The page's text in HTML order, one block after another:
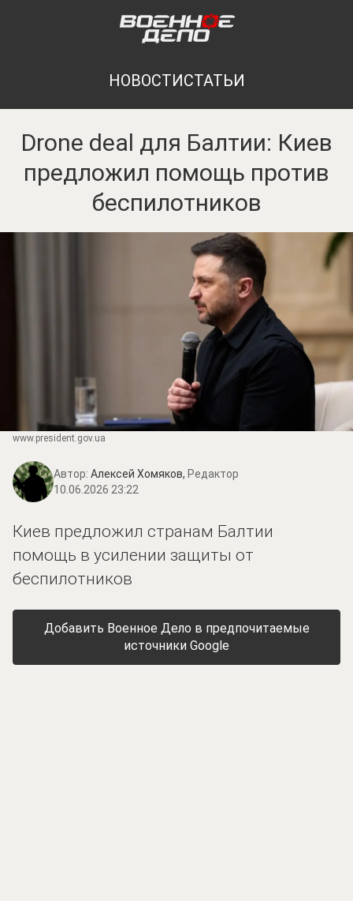
НОВОСТИСТАТЬИ
Drone deal для Балтии: Киев
предложил помощь против
беспилотников
www.prеsidеnt.gоv.uа
Автор: Алексей Хомяков, Редактор
10.06.2026 23:22
Киев предложил странам Балтии
помощь в усилении защиты от
беспилотников
Добавить Военное Дело в предпочитаемые
источники Google